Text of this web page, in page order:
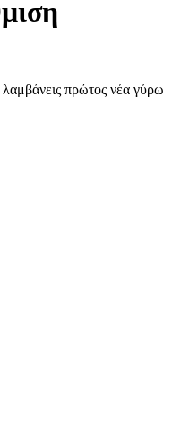
πρώτος νέα γύρω